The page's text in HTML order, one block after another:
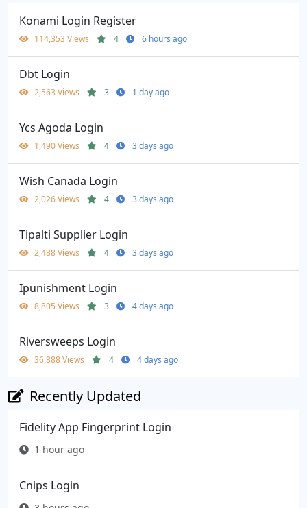
Konami Login Register
114,353 Views 4 6 hours ago
Dbt Login
2,563 Views 3 1 day ago
Ycs Agoda Login
1,490 Views 4 3 days ago
Wish Canada Login
2,026 Views 4 3 days ago
Tipalti Supplier Login
2,488 Views 4 3 days ago
Ipunishment Login
8,805 Views 3 4 days ago
Riversweeps Login
36,888 Views 4 4 days ago
Recently Updated
Fidelity App Fingerprint Login
1 hour ago
Cnips Login